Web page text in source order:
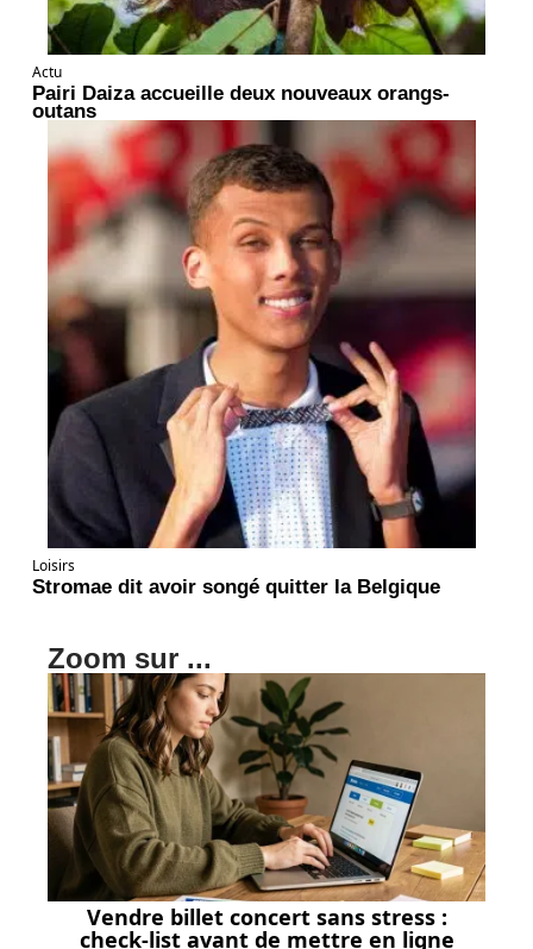
Actu
Pairi Daiza accueille deux nouveaux orangs-
outans
Loisirs
Stromae dit avoir songé quitter la Belgique
Zoom sur ...
Vendre billet concert sans stress :
check-list avant de mettre en ligne